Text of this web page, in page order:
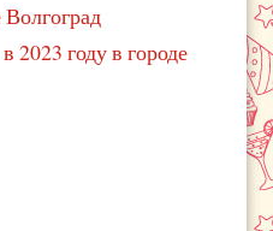
2023 году в городе